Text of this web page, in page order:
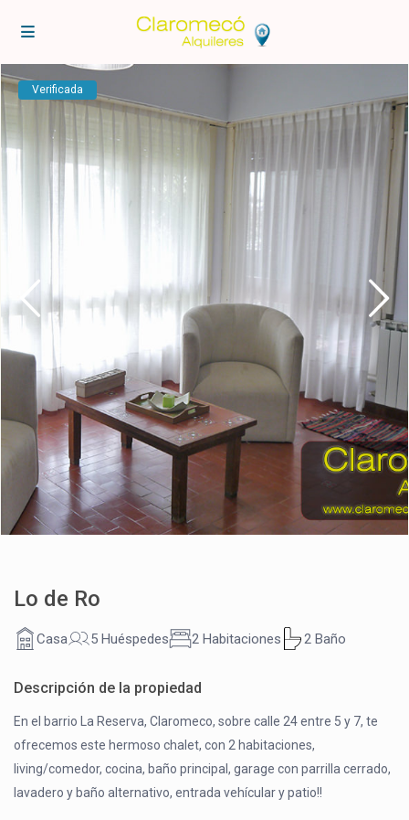
Verificada
Lo de Ro
Casa 5 Huéspedes 2 Habitaciones 2 Baño
Descripción de la propiedad
En el barrio La Reserva, Claromeco, sobre calle 24 entre 5 y 7, te
ofrecemos este hermoso chalet, con 2 habitaciones,
living/comedor, cocina, baño principal, garage con parrilla cerrado,
lavadero y baño alternativo, entrada vehícular y patio!!